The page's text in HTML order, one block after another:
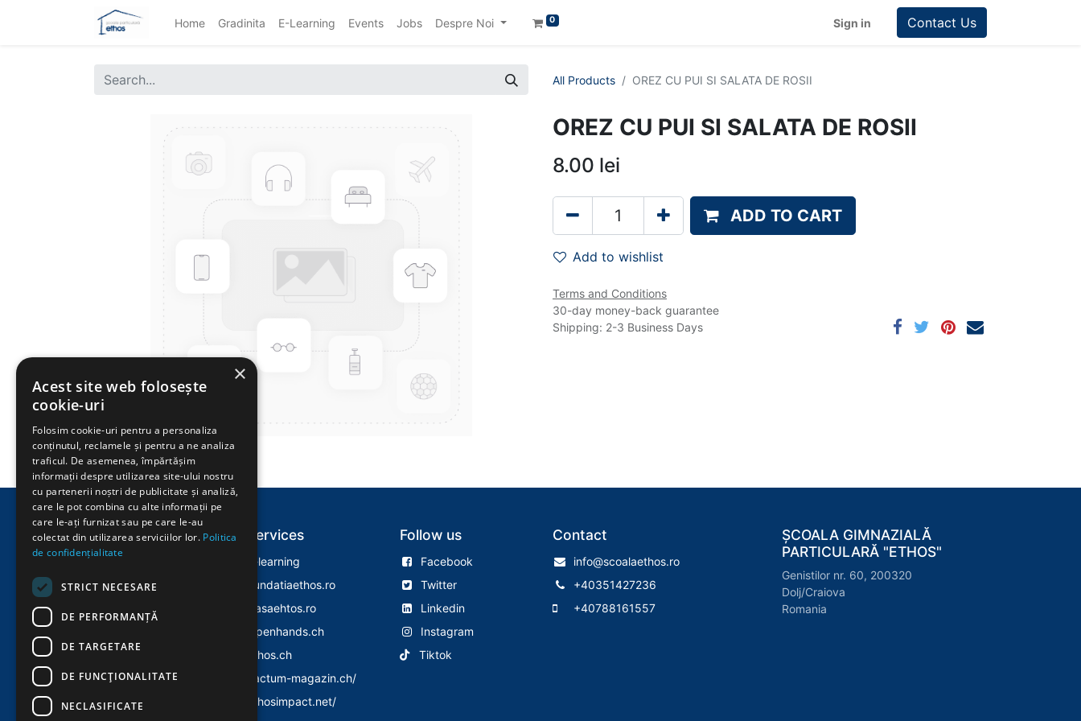
Home Gradinita E-Learning Events Jobs Despre Noi 0 Sign in Contact Us
All Products OREZ CU PUI SI SALATA DE ROSII
OREZ CU PUI SI SALATA DE ROSII
8.00 lei
ADD TO CART
Add to wishlist
Terms and Conditions
30-day money-back guarantee
Shipping: 2-3 Business Days
Explore
Despre Noi
Evenimente
Politica Cookies
Politica Confidentialitate
Services
E-learning
Fundatiaethos.ro
Casaehtos.ro
Openhands.ch
Ethos.ch
Factum-magazin.ch/
Ethosimpact.net/
Follow us
Facebook
Twitter
Linkedin
Instagram
Tiktok
Contact
info@scoalaethos.ro
+40351427236
+40788161557
ȘCOALA GIMNAZIALĂ
PARTICULARĂ "ETHOS"
Genistilor nr. 60, 200320
Dolj/Craiova
Romania
×
Acest site web folosește
cookie-uri
Folosim cookie-uri pentru a personaliza
conținutul, reclamele și pentru a ne analiza
traficul. De asemenea, împărtășim
informații despre utilizarea site-ului nostru
cu partenerii noștri de publicitate și analiză,
care le pot combina cu alte informații pe
care le-ați furnizat sau pe care le-au
colectat din utilizarea serviciilor lor. Politica
de confidențialitate
STRICT NECESARE
DE PERFORMANȚĂ
DE TARGETARE
DE FUNCŢIONALITATE
NECLASIFICATE